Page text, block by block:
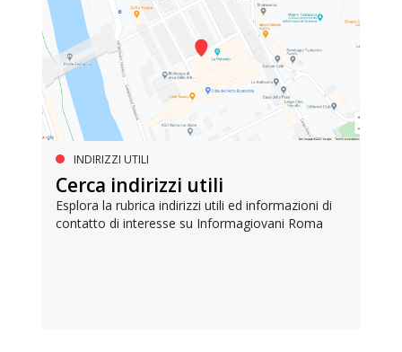
INDIRIZZI UTILI
Cerca indirizzi utili
Esplora la rubrica indirizzi utili ed informazioni di
contatto di interesse su Informagiovani Roma